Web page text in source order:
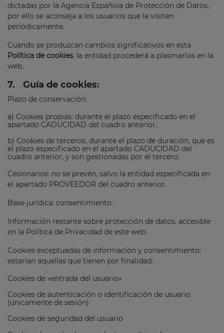
dictadas por la Agencia Española de Protección de Datos,
por ello se aconseja a los usuarios que la visiten
periódicamente.
Cuando se produzcan cambios significativos en esta
Política de cookies, la entidad procederá a plasmarlos en la
web.
7. Guía de cookies:
Plazo de conservación:
a) Cookies propias: durante el plazo especificado en el
apartado CADUCIDAD del cuadro anterior.
b) Cookies de terceros, durante el plazo de duración, que es
el plazo especificado en el apartado CADUCIDAD del
cuadro anterior, y son gestionadas por el tercero.
Cesionarios: no se prevén, salvo la entidad especificada en
el apartado PROVEEDOR del cuadro anterior.
Base jurídica: consentimiento.
Información restante sobre protección de datos, accesible
en la Política de Privacidad de este web.
Cookies exceptuadas de información y consentimiento:
estarían aquellas que tienen por finalidad:
Cookies de «entrada del usuario»
Cookies de autenticación o identificación de usuario
(únicamente de sesión)
Cookies de seguridad del usuario